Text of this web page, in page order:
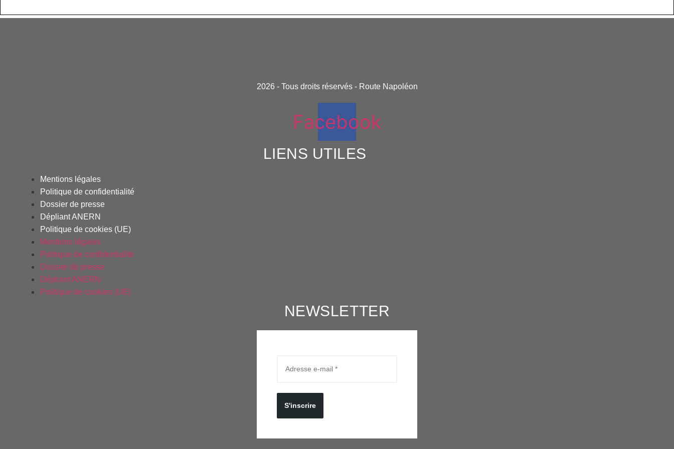
2026 - Tous droits réservés - Route Napoléon
Facebook
LIENS UTILES
Mentions légales
Politique de confidentialité
Dossier de presse
Dépliant ANERN
Politique de cookies (UE)
Mentions légales
Politique de confidentialité
Dossier de presse
Dépliant ANERN
Politique de cookies (UE)
NEWSLETTER
S'inscrire